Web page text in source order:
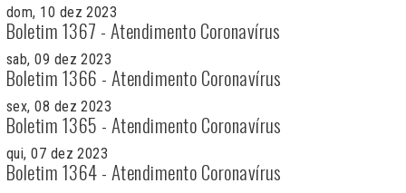
dom, 10 dez 2023
Boletim 1367 - Atendimento Coronavírus
sab, 09 dez 2023
Boletim 1366 - Atendimento Coronavírus
sex, 08 dez 2023
Boletim 1365 - Atendimento Coronavírus
qui, 07 dez 2023
Boletim 1364 - Atendimento Coronavírus